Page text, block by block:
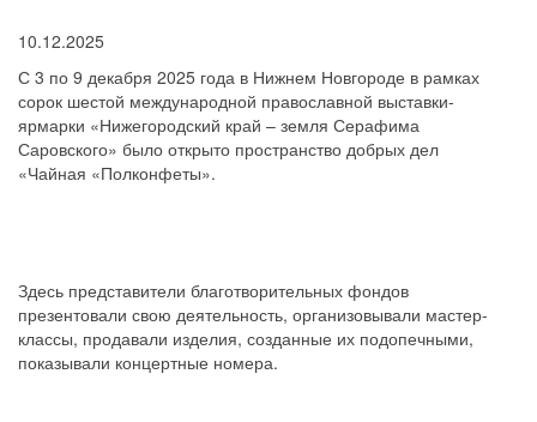
10.12.2025
С 3 по 9 декабря 2025 года в Нижнем Новгороде в рамках
сорок шестой международной православной выставки-
ярмарки «Нижегородский край – земля Серафима
Саровского» было открыто пространство добрых дел
«Чайная «Полконфеты».
Здесь представители благотворительных фондов
презентовали свою деятельность, организовывали мастер-
классы, продавали изделия, созданные их подопечными,
показывали концертные номера.